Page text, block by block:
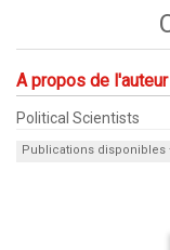
A propos de l'auteur
Political Scientists
Publications disponibles